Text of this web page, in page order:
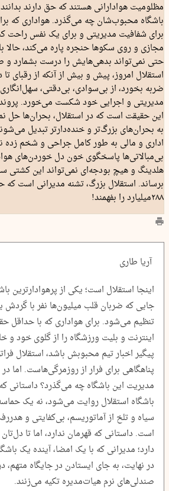
مظلومیت هوادارانی هستند که حق دارند
باشگاه محبوب‌شان چه می‌گذرد. هواداری که
برای شفافیت مدیریتی و برای یک نفس راحت
مجازی و روی سکوها حنجره پاره می‌کند،
حتی نمی‌تواند بدهی‌هایش را درست بشمارد و
استقلال امروز، پیش و بیش از آنکه از رقبای
ضربه بخورد، از بی‌سوادی، بی‌دقتی،
مدیریتی و اجرایی خود شکست می‌خورد.
این حقیقت است که در استقلال، بحران‌ها حل
به بحران‌های بزرگ‌تر و خنده‌دارتر تبدیل
اداری و مالی به طور کامل جراحی و شخم زده
بی‌مبالاتی‌ها پاسخگوی خون دل خوردن‌های
هلدینگ و هیچ بودجه‌ای نمی‌تواند این کشتی
۲۸۸‌میلیارد را بفهمند!
آریا طاری
اینجا استقلال است؛ یکی از پرهوادارترین
جایی که ضربان قلب میلیون‌ها نفر با
تنظیم می‌شود. برای هواداری که با حداقل
اینترنت و بلیت ورزشگاه را از گلوی خود و
پیگیر اخبار تیم محبوبش باشد، استقلال
پناهگاهی برای فرار از روزمرگی‌هاست. اما
مدیریت این باشگاه چه می‌گذرد؟ داستانی
باشگاه استقلال روایت می‌شود، نه یک
سیاه و تلخ از آماتوریسم، بی‌کفایتی و
است. داستانی که قهرمان ندارد، اما تا
دارد؛ مدیرانی که با یک امضا، آینده یک
در نهایت، به جای ایستادن در جایگاه متهم،
صندلی‌های نرم هیات‌مدیره تکیه می‌زنند.